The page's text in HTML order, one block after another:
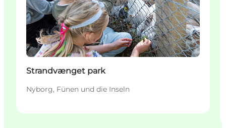
Strandvænget park
Nyborg, Fünen und die Inseln